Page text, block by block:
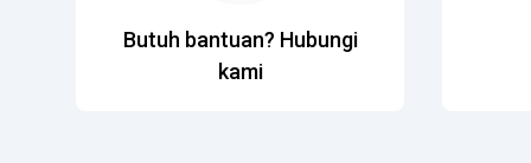
Butuh bantuan? Hubungi
kami